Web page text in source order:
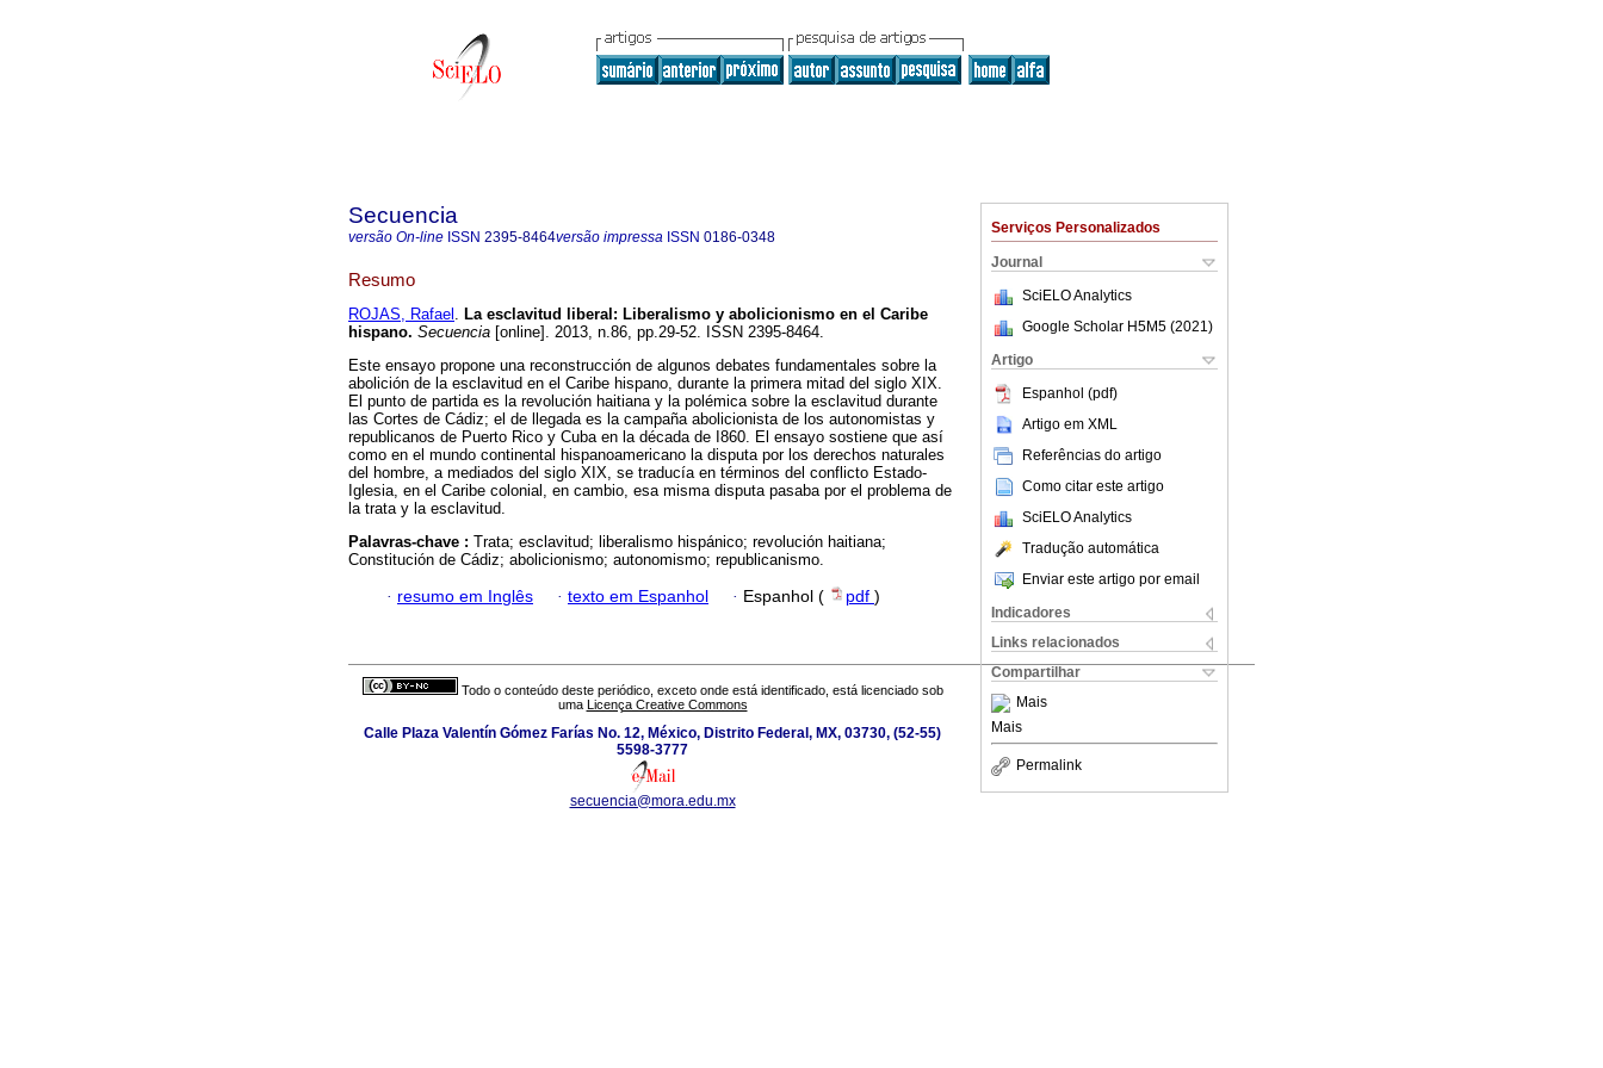
Serviços Personalizados
Journal
SciELO Analytics
Google Scholar H5M5 (2021 )
Artigo
Espanhol (pdf)
Artigo em XML
Referências do artigo
Como citar este artigo
SciELO Analytics
Tradução automática
Enviar este artigo por email
Indicadores
Links relacionados
Compartilhar
Mais
Mais
Permalink
Secuencia
versão On-line ISSN 2395-8464versão impressa ISSN 0186-0348
Resumo
ROJAS, Rafael . La esclavitud liberal : Liberalismo y abolicionismo en el Caribe
hispano. Secuencia [online]. 2013, n.86, pp.29-52. ISSN 2395-8464.
Este ensayo propone una reconstrucción de algunos debates fundamentales sobre la
abolición de la esclavitud en el Caribe hispano, durante la primera mitad del siglo XIX.
El punto de partida es la revolución haitiana y la polémica sobre la esclavitud durante
las Cortes de Cádiz; el de llegada es la campaña abolicionista de los autonomistas y
republicanos de Puerto Rico y Cuba en la década de I860. El ensayo sostiene que así
como en el mundo continental hispanoamericano la disputa por los derechos naturales
del hombre, a mediados del siglo XIX, se traducía en términos del conflicto Estado-
Iglesia, en el Caribe colonial, en cambio, esa misma disputa pasaba por el problema de
la trata y la esclavitud.
Palavras-chave : Trata; esclavitud; liberalismo hispánico; revolución haitiana;
Constitución de Cádiz; abolicionismo; autonomismo; republicanismo.
· resumo em Inglês · texto em Espanhol · Espanhol ( pdf )
Todo o conteúdo deste periódico, exceto onde está identificado, está licenciado sob
uma Licença Creative Commons
Calle Plaza Valentín Gómez Farías No. 12, México, Distrito Federal, MX, 03730, (52-55)
5598-3777
secuencia@mora.edu.mx